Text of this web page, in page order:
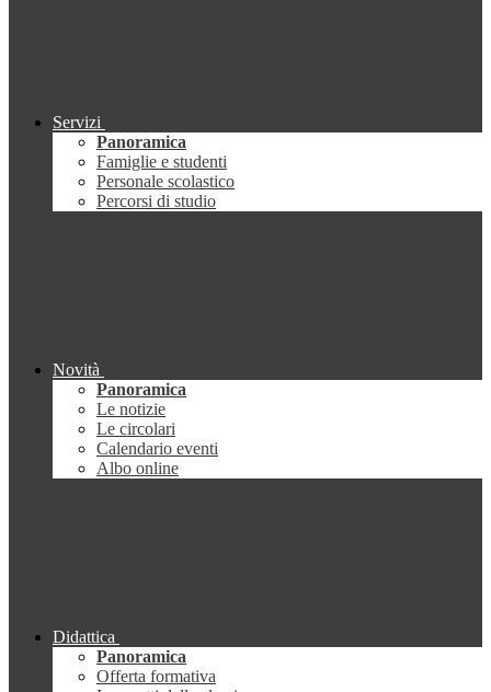
Servizi
Panoramica
Famiglie e studenti
Personale scolastico
Percorsi di studio
Novità
Panoramica
Le notizie
Le circolari
Calendario eventi
Albo online
Didattica
Panoramica
Offerta formativa